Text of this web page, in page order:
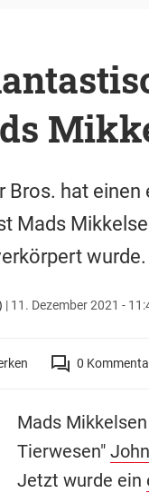
Bros. hat
Mads
wurde.
| 11. Dezember 2021 -
0
Mads
Tierwesen"
Jetzt wurde ein